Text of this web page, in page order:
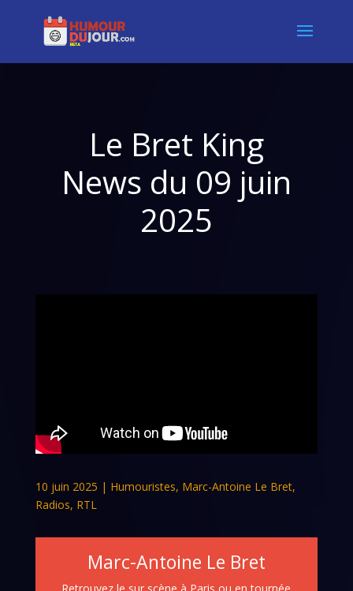
Le Bret King
News du 09 juin
2025
10 juin 2025 | Humouristes, Marc-Antoine Le Bret,
Radios, RTL
Marc-Antoine Le Bret